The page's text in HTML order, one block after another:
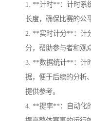
1. **计时**：计时系
长度，确保比赛的公
2. **实时计分**：计
分，帮助参与者和观
3. **数据统计**：计
据，便于后续的分析
提供参考。
4. **提率**：自动化